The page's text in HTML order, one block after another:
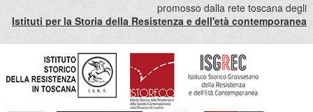
promosso dalla rete toscana degli
Istituti per la Storia della Resistenza e dell'età contemporanea